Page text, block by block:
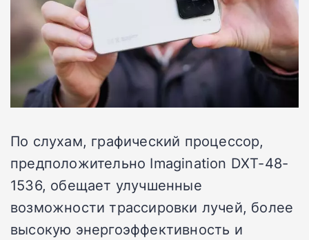
По слухам, графический процессор,
предположительно Imagination DXT-48-
1536, обещает улучшенные
возможности трассировки лучей, более
высокую энергоэффективность и